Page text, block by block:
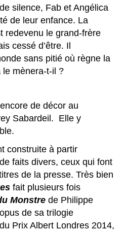
silence, Fab et Angélica
de leur enfance. La
redevenu le grand-frère
cessé d’être. Il
sans pitié où règne la
le mènera-t-il ?
de décor au
Sabardeil. Elle y
construite à partir
faits divers, ceux qui font
de la presse. Très bien
fait plusieurs fois
Monstre de Philippe
de sa trilogie
Prix Albert Londres 2014,